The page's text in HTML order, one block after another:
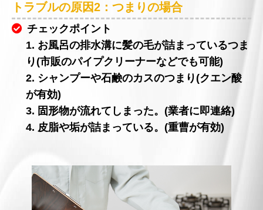
トラブルの原因2：つまりの場合
チェックポイント
1. お風呂の排水溝に髪の毛が詰まっているつま
り(市販のパイプクリーナーなどでも可能)
2. シャンプーや石鹸のカスのつまり(クエン酸
が有効)
3. 固形物が流れてしまった。(業者に即連絡)
4. 皮脂や垢が詰まっている。(重曹が有効)